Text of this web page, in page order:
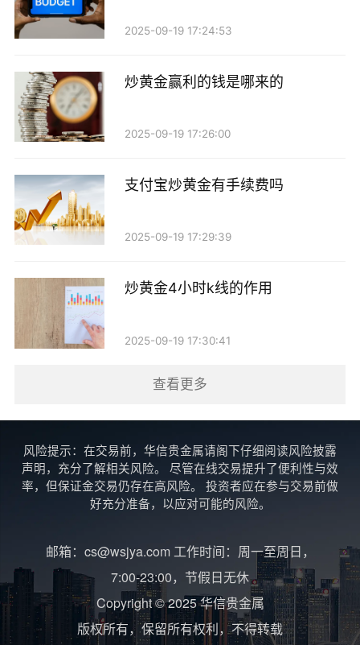
2025-09-19 17:24:53
炒黄金赢利的钱是哪来的
2025-09-19 17:26:00
支付宝炒黄金有手续费吗
2025-09-19 17:29:39
炒黄金4小时k线的作用
2025-09-19 17:30:41
查看更多
风险提示：在交易前，华信贵金属请阁下仔细阅读风险披露
声明，充分了解相关风险。 尽管在线交易提升了便利性与效
率，但保证金交易仍存在高风险。 投资者应在参与交易前做
好充分准备，以应对可能的风险。
邮箱：cs@wsjya.com 工作时间：周一至周日，
7:00-23:00，节假日无休
Copyright © 2025 华信贵金属
版权所有，保留所有权利，不得转载